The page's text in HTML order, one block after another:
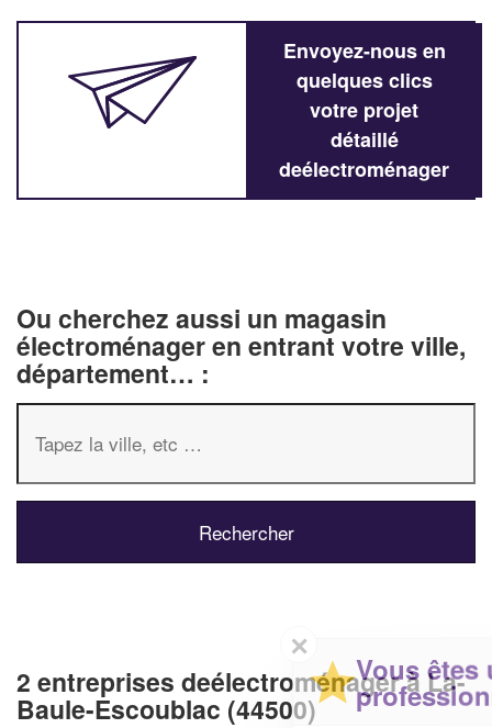
Envoyez-nous en
quelques clics
votre projet
détaillé
deélectroménager
Ou cherchez aussi un magasin
électroménager en entrant votre ville,
département… :
2 entreprises deélectroménager à La-
Baule-Escoublac (44500)
Vous êtes un
professionnel ?